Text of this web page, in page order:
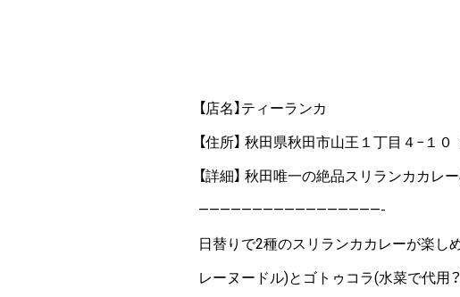
【店名】ティーランカ
【住所】 秋田県秋田市山王１丁目４−１０
【詳細】 秋田唯一の絶品スリランカカレ
—————————————————-
日替りで2種のスリランカカレーが楽し
レーヌードル)とゴトゥコラ(水菜で代用